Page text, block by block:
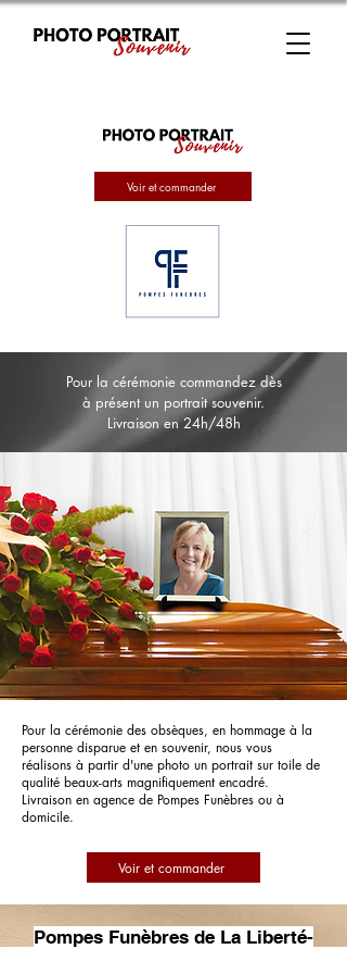
Voir et commander
Pour la cérémonie commandez dès
à présent un portrait souvenir.
Livraison en 24h/48h
Pour la cérémonie des obsèques, en hommage à la
personne disparue et en souvenir, nous vous
réalisons à partir d'une photo un portrait sur toile de
qualité beaux-arts magnifiquement encadré.
Livraison en agence de Pompes Funèbres ou à
domicile.
Voir et commander
Pompes Funèbres de La Liberté-